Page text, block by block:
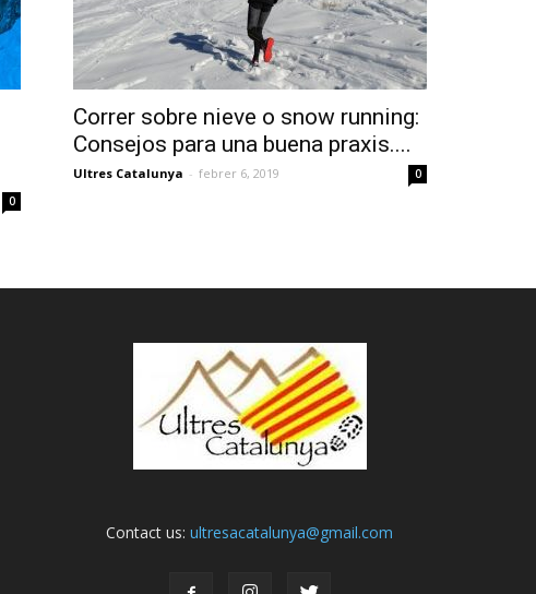
0
Correr sobre nieve o snow running:
Consejos para una buena praxis....
Ultres Catalunya - febrer 6, 2019 0
Contact us:ultresacatalunya@gmail.com